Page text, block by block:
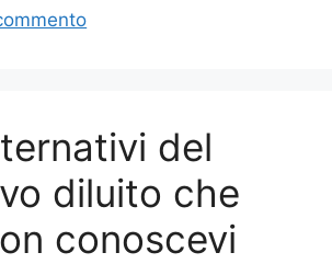
del
diluito che
conoscevi